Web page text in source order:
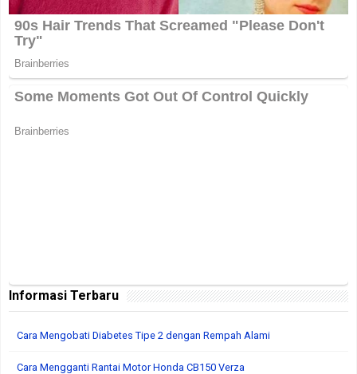
Informasi Terbaru
Cara Mengobati Diabetes Tipe 2 dengan Rempah Alami
Cara Mengganti Rantai Motor Honda CB150 Verza